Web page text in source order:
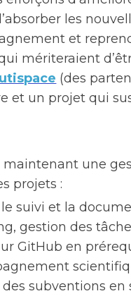
les
et r
mériteraient
(des
et un projet qui
maintenant une
projets :
suivi et la
gestion des
GitHub en
subventions en